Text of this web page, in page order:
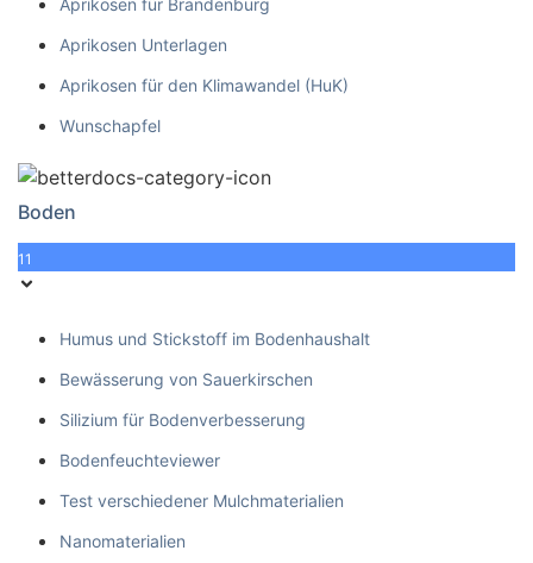
Aprikosen für Brandenburg
Aprikosen Unterlagen
Aprikosen für den Klimawandel (HuK)
Wunschapfel
Boden
11
Humus und Stickstoff im Bodenhaushalt
Bewässerung von Sauerkirschen
Silizium für Bodenverbesserung
Bodenfeuchteviewer
Test verschiedener Mulchmaterialien
Nanomaterialien